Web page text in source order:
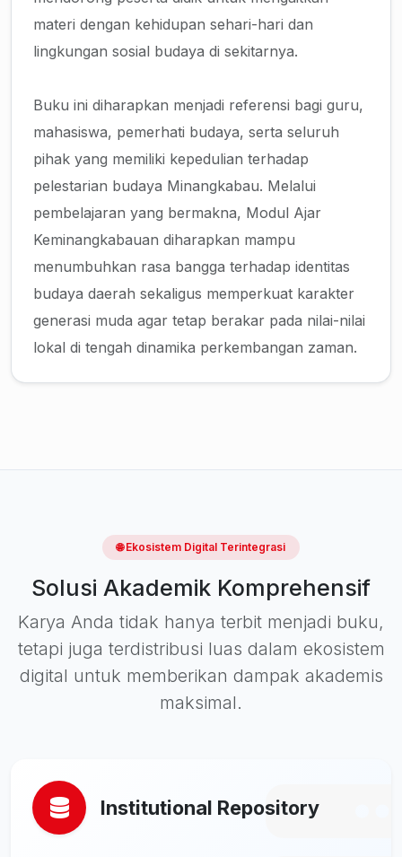
materi dengan kehidupan sehari-hari dan
lingkungan sosial budaya di sekitarnya.
Buku ini diharapkan menjadi referensi bagi guru,
mahasiswa, pemerhati budaya, serta seluruh
pihak yang memiliki kepedulian terhadap
pelestarian budaya Minangkabau. Melalui
pembelajaran yang bermakna, Modul Ajar
Keminangkabauan diharapkan mampu
menumbuhkan rasa bangga terhadap identitas
budaya daerah sekaligus memperkuat karakter
generasi muda agar tetap berakar pada nilai-nilai
lokal di tengah dinamika perkembangan zaman.
🌐 Ekosistem Digital Terintegrasi
Solusi Akademik Komprehensif
Karya Anda tidak hanya terbit menjadi buku,
tetapi juga terdistribusi luas dalam ekosistem
digital untuk memberikan dampak akademis
maksimal.
Institutional Repository